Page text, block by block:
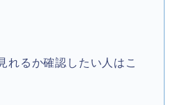
れるか確認したい人はこ